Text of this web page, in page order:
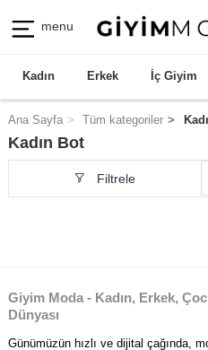
menu
Kadın Erkek İç Giyim
Ana Sayfa Tüm kategoriler
Kadın Bot
Filtrele
Giyim Moda - Kadın, Erkek,
Dünyası
Günümüzün hızlı ve dijital çağında,